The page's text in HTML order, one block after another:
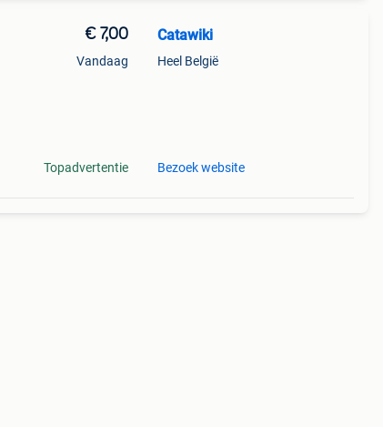
€ 7,00
Vandaag
Topadvertentie
Catawiki
Heel België
Bezoek website